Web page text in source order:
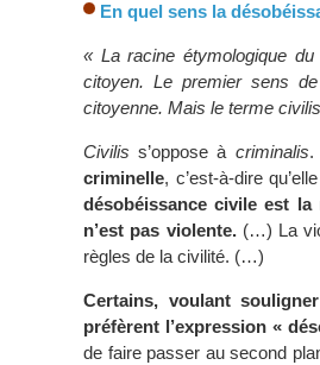
En quel sens la
« La racine étymologique du
citoyen. Le premier sens
citoyenne. Mais le terme
Civilis s’oppose à criminalis.
criminelle, c’est-à-dire
désobéissance civile est
n’est pas violente.(…) La
règles de la civilité. (…)
Certains, voulant
préfèrent l’expression «
de faire passer au second